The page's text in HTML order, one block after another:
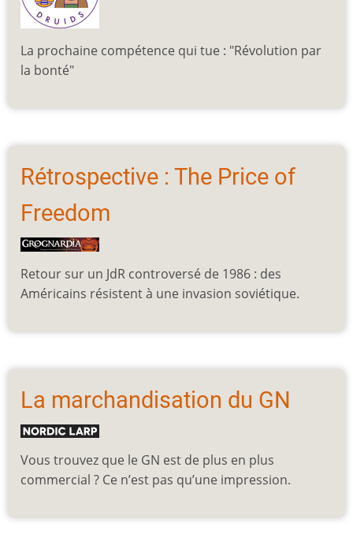
La prochaine compétence qui tue : "Révolution par
la bonté"
Rétrospective : The Price of
Freedom
Retour sur un JdR controversé de 1986 : des
Américains résistent à une invasion soviétique.
La marchandisation du GN
Vous trouvez que le GN est de plus en plus
commercial ? Ce n’est pas qu’une impression.